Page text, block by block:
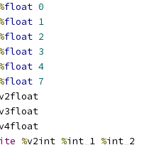
%float 0
%float 1
%float 2
%float 3
%float 4
%float 7
%v2int %int_1 %int_2